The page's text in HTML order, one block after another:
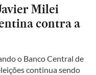
Milei
contra a
o Banco Central de
continua sendo